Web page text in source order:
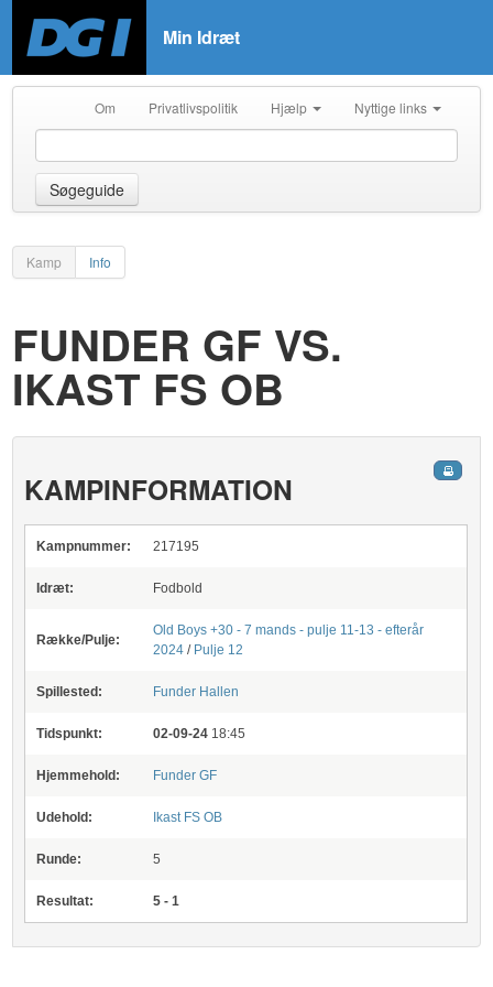
Min Idræt
Om Privatlivspolitik Hjælp Nyttige links
Søgeguide
Kamp Info
FUNDER GF VS.
IKAST FS OB
KAMPINFORMATION
Kampnummer: 217195
Idræt: Fodbold
Række/Pulje:
Old Boys +30 - 7 mands - pulje 11-13 - efterår
2024 / Pulje 12
Spillested: Funder Hallen
Tidspunkt: 02-09-24 18:45
Hjemmehold: Funder GF
Udehold: Ikast FS OB
Runde: 5
Resultat: 5 - 1